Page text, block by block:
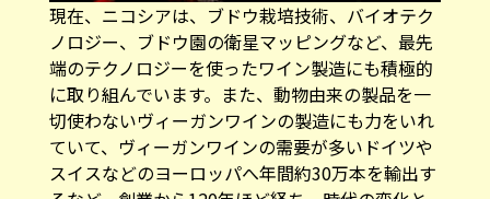
現在、ニコシアは、ブドウ栽培技術、バイオテク
ノロジー、ブドウ園の衛星マッピングなど、最先
端のテクノロジーを使ったワイン製造にも積極的
に取り組んでいます。また、動物由来の製品を一
切使わないヴィーガンワインの製造にも力をいれ
ていて、ヴィーガンワインの需要が多いドイツや
スイスなどのヨーロッパへ年間約30万本を輸出す